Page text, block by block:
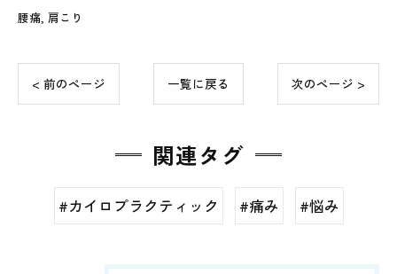
腰痛 肩こり
< 前のページ 一覧に戻る 次のページ >
関連タグ
#カイロプラクティック #痛み #悩み